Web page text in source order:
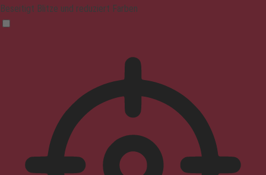
Beseitigt Blitze und reduziert Farben